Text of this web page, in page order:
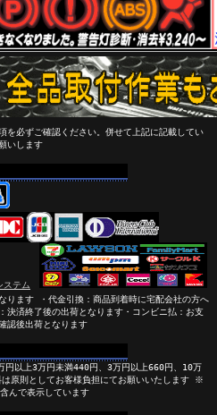
を必ずご確認ください。併せて上記に記載してい
いします
ります ・代金引換：商品到着時に宅配会社の方へ
決済終了後の出荷となります・コンビニ払：お支
認後出荷となります
以上3万円未満440円、3万円以上660円、10万
原則としてお客様負担にてお願いいたします ※
んで表示しています